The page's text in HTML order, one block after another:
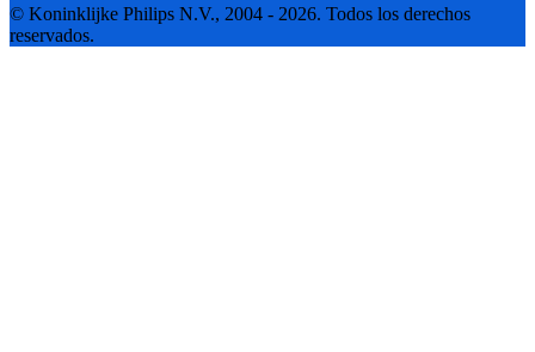
© Koninklijke Philips N.V., 2004 - 2026. Todos los derechos
reservados.